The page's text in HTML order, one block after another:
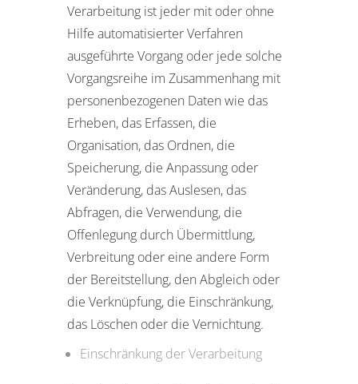
Verarbeitung ist jeder mit oder ohne
Hilfe automatisierter Verfahren
ausgeführte Vorgang oder jede solche
Vorgangsreihe im Zusammenhang mit
personenbezogenen Daten wie das
Erheben, das Erfassen, die
Organisation, das Ordnen, die
Speicherung, die Anpassung oder
Veränderung, das Auslesen, das
Abfragen, die Verwendung, die
Offenlegung durch Übermittlung,
Verbreitung oder eine andere Form
der Bereitstellung, den Abgleich oder
die Verknüpfung, die Einschränkung,
das Löschen oder die Vernichtung.
Einschränkung der Verarbeitung